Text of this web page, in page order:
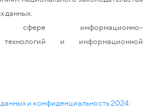
данных.
сфере информационно-
технологий и информационной
и конфиденциальность 2024: